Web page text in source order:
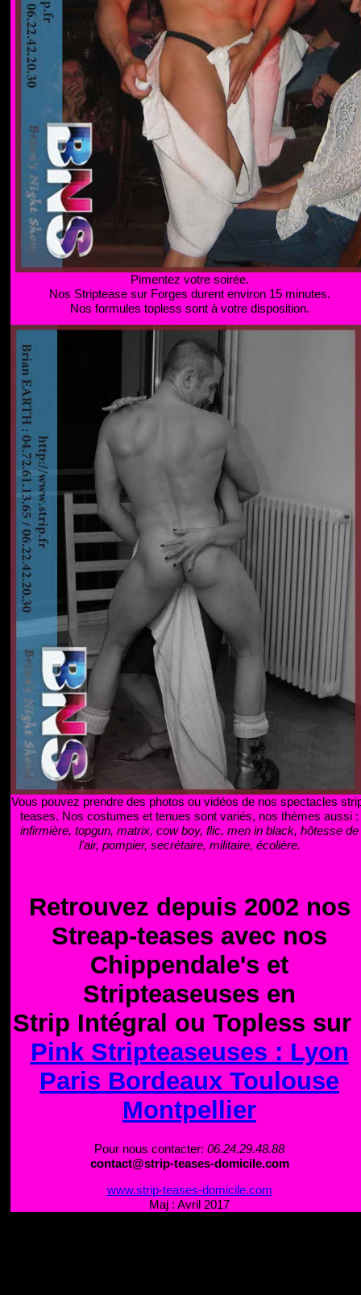
Pimentez votre soirée.
Nos Striptease sur Forges durent environ 15 minutes.
Nos formules topless sont à votre disposition.
Vous pouvez prendre des photos ou vidéos de nos spectacles
teases. Nos costumes et tenues sont variés, nos thèmes aussi :
infirmière, topgun, matrix, cow boy, flic, men in black, hôtesse de
l'air, pompier, secrétaire, militaire, écolière.
Retrouvez depuis 2002 nos
Streap-teases avec nos
Chippendale's et
Stripteaseuses en
Strip Intégral ou Topless sur
Pink Stripteaseuses : Lyon
Paris Bordeaux Toulouse
Montpellier
Pour nous contacter: 06.24.29.48.88
contact@strip-teases-domicile.com
www.strip-teases-domicile.com
Maj : Avril 2017